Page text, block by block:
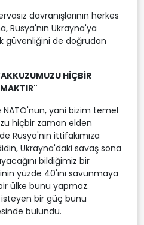
davranışlarının herkes
Rusya'nın Ukrayna'ya
güvenliğini de doğrudan
HİÇBİR
NATO'nun, yani bizim temel
hiçbir zaman elden
Rusya'nın ittifakımıza
Ukrayna'daki savaş sona
bildiğimiz bir
yüzde 40'ını savunmaya
ülke bunu yapmaz.
bir güç bunu
bulundu.